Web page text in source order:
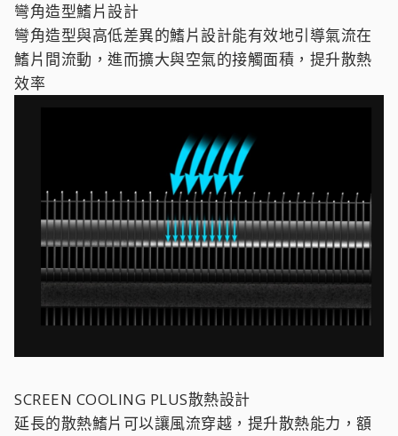
彎角造型鰭片設計
彎角造型與高低差異的鰭片設計能有效地引導氣流在
鰭片間流動，進而擴大與空氣的接觸面積，提升散熱
效率
SCREEN COOLING PLUS散熱設計
延長的散熱鰭片可以讓風流穿越，提升散熱能力，額